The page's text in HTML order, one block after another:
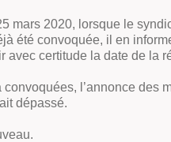
mars 2020, lorsque le
été convoquée, il en
avec certitude la date de la
l’annonce des
dépassé.